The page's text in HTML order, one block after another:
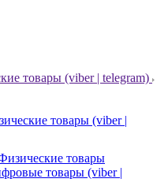
товары (viber | telegram)
товары (viber |
товары
товары (viber |